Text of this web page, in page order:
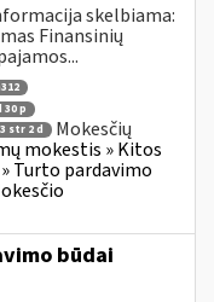
skelbiama:
Finansinių
p
str 2 d
Mokesčių
mokestis » Kitos
Turto pardavimo
būdai